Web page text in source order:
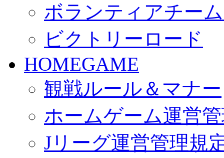
ボランティアチー
ビクトリーロード
HOMEGAME
観戦ルール＆マナー
ホームゲーム運営
Jリーグ運営管理規